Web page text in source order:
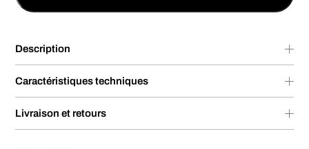
Description
Caractéristiques techniques
Livraison et retours